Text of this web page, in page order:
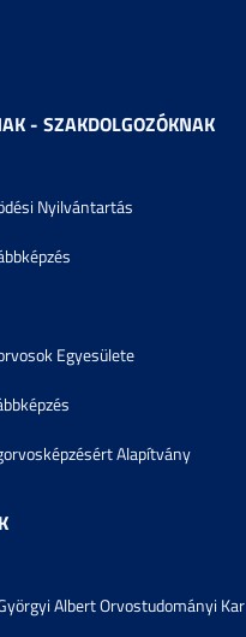
- SZAKDOLGOZÓKNAK
Nyilvántartás
Egyesülete
Alapítvány
Albert Orvostudományi Kar